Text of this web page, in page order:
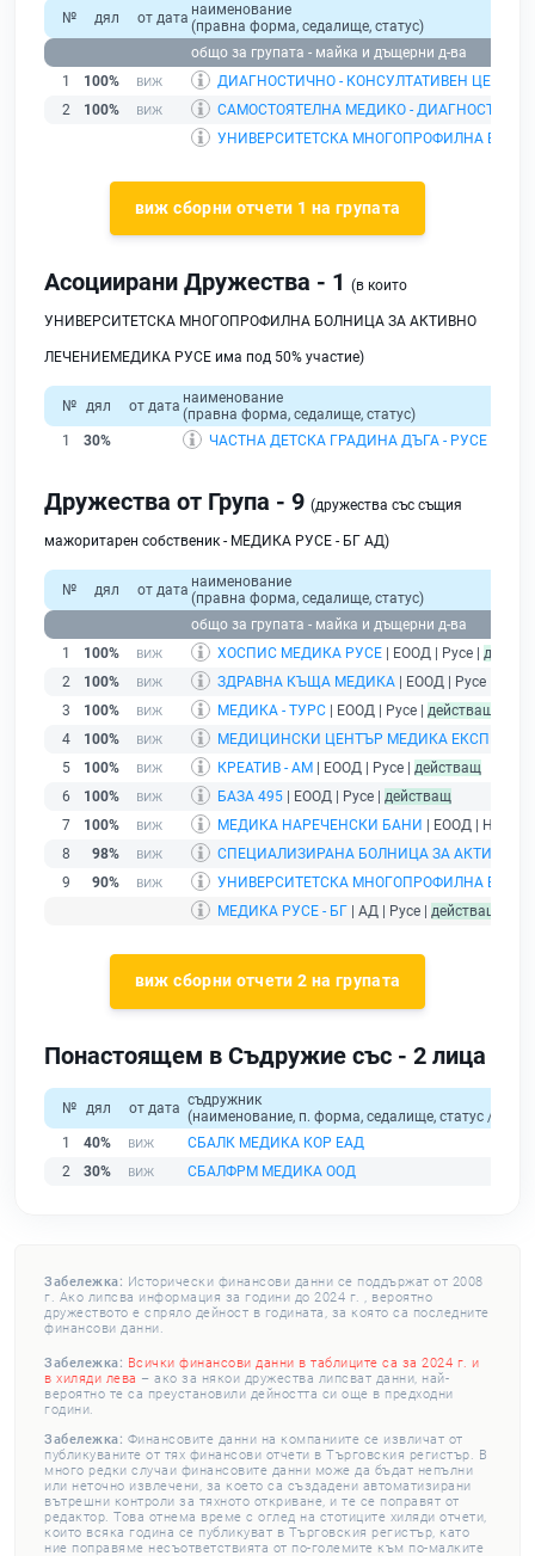
№ дял от дата наименование
(правна форма, седалище, статус)
общо за групата - майка и дъщерни д-ва
1
100%
ДИАГНОСТИЧНО - КОНСУЛТАТИВЕН ЦЕНТЪР
2
100%
САМОСТОЯТЕЛНА МЕДИКО -
УНИВЕРСИТЕТСКА МНОГОПРОФИЛНА
виж сборни отчети 1 на групата
Асоциирани Дружества - 1 (в които
УНИВЕРСИТЕТСКА МНОГОПРОФИЛНА БОЛНИЦА ЗА АКТИВНО
ЛЕЧЕНИЕМЕДИКА РУСЕ има под 50% участие)
№ дял от дата наименование
(правна форма, седалище, статус)
1
30% ЧАСТНА ДЕТСКА ГРАДИНА ДЪГА - РУСЕ
Дружества от Група - 9 (дружества със същия
мажоритарен собственик - МЕДИКА РУСЕ - БГ АД)
№ дял от дата наименование
(правна форма, седалище, статус)
общо за групата - майка и дъщерни д-ва
1
100% ХОСПИС МЕДИКА РУСЕ | ЕООД | Русе |
2
100% ЗДРАВНА КЪЩА МЕДИКА | ЕООД | Русе |
3
100% МЕДИКА - ТУРС | ЕООД | Русе | действащ
4
100% МЕДИЦИНСКИ ЦЕНТЪР МЕДИКА ЕКСПЕРТ
5
100% КРЕАТИВ - АМ | ЕООД | Русе | действащ
6
100% БАЗА 495 | ЕООД | Русе | действащ
7
100% МЕДИКА НАРЕЧЕНСКИ БАНИ
| ЕООД |
8
98%
СПЕЦИАЛИЗИРАНА БОЛНИЦА ЗА АКТИВНО
9
90%
УНИВЕРСИТЕТСКА МНОГОПРОФИЛНА
МЕДИКА РУСЕ - БГ | АД | Русе | действащ
виж сборни отчети 2 на групата
Понастоящем в Съдружие със - 2 лица
№ дял от дата съдружник
(наименование, п. форма, седалище, статус /
1
40%
СБАЛК МЕДИКА КОР ЕАД
2
30% СБАЛФРМ МЕДИКА ООД
Забележка: Исторически финансови данни се поддържат от 2008
г. Ако липсва информация за години до 2024 г. , вероятно
дружеството е спряло дейност в годината, за която са последните
финансови данни.
Забележка: Всички финансови данни в таблиците са за 2024 г. и
в хиляди лева – ако за някои дружества липсват данни, най-
вероятно те са преустановили дейността си още в предходни
години.
Забележка: Финансовите данни на компаниите се извличат от
публикуваните от тях финансови отчети в Търговския регистър. В
много редки случаи финансовите данни може да бъдат непълни
или неточно извлечени, за което са създадени автоматизирани
вътрешни контроли за тяхното откриване, и те се поправят от
редактор. Това отнема време с оглед на стотиците хиляди отчети,
които всяка година се публикуват в Търговския регистър, като
ние поправяме несъответствията от по-големите към по-малките